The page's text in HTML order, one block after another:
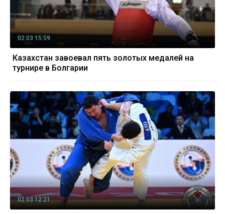
02.03 15:59
Казахстан завоевал пять золотых медалей на
турнире в Болгарии
02.03 12:21